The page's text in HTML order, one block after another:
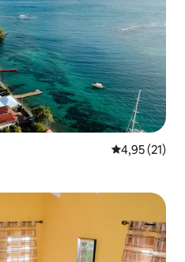
Vidutinis
4,95 (21)